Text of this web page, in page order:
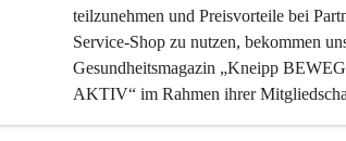
teilzunehmen und Preisvorteile bei
Service-Shop zu nutzen, bekommen
Gesundheitsmagazin „Kneipp
AKTIV“ im Rahmen ihrer